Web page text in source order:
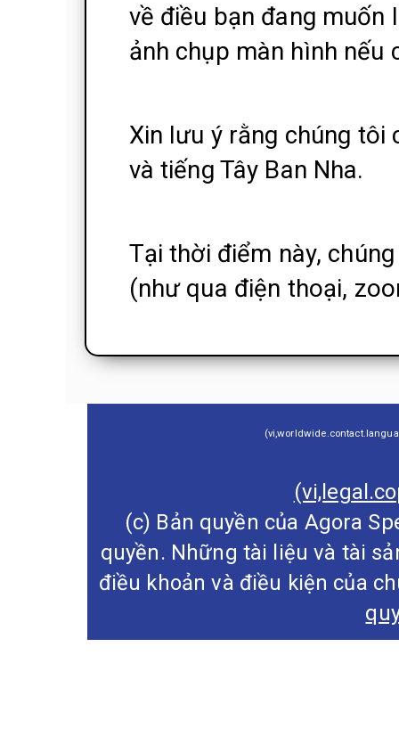
về điều bạn đang muốn
ảnh chụp màn hình nếu
Xin lưu ý rằng chúng
và tiếng Tây Ban Nha.
Tại thời điểm này,
(như qua điện thoại,
(c) Bản quyền của Agora
quyền. Những tài liệu và tài
điều khoản và điều kiện của